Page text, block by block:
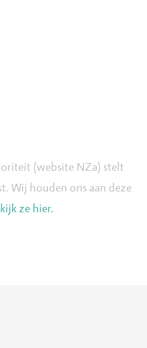
(website NZa) stelt
Wij houden ons aan deze
ze hier.